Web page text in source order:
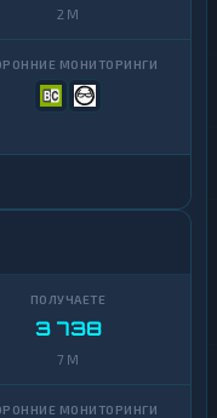
2 M
3 738
7 M